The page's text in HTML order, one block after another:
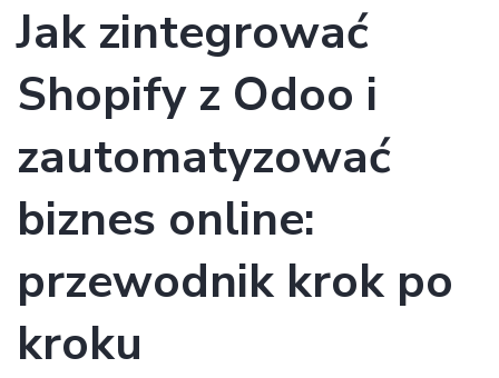
Jak zintegrować
Shopify z Odoo i
zautomatyzować
biznes online:
przewodnik krok po
kroku